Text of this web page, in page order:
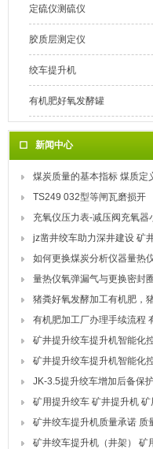
定硫仪测硫仪
胶质层测定仪
绞车提升机
有机肥好氧发酵罐
新闻中心
煤炭质量的基本指标 煤质定
TS249 032型等闸瓦磨损开
充氧仪压力表-减压阀充氧器
jz凿井绞车助力深井建设 矿
如何更换煤炭分析仪器量热
量热仪氧弹漏气与更换密封
猪粪好氧发酵加工有机肥，
有机肥加工厂办理手续流程
矿井提升绞车提升机智能化
矿井提升绞车提升机智能化
JK-3.5提升绞车增加后备保
矿用提升绞车 矿井提升机 矿
矿井绞车提升机质量承诺 质
矿井绞车提升机（井架） 矿